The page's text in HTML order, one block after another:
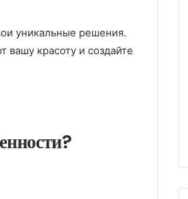
уникальные решения.
вашу красоту и создайте